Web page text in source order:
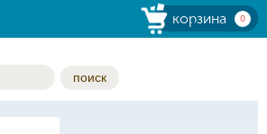
корзина 0
поиск